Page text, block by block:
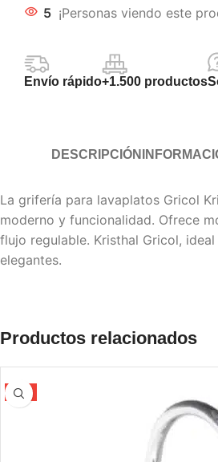
5 ¡Personas viendo este
Envío rápido+1.500 productos
DESCRIPCIÓN
La grifería para lavaplatos Gricol
moderno y funcionalidad. Ofrece
flujo regulable. Kristhal Gricol,
elegantes.
Productos relacionados
-5%